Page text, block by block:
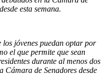
esta semana.
jóvenes puedan optar por
el que permite que sean
durante al menos dos
Cámara de Senadores desde